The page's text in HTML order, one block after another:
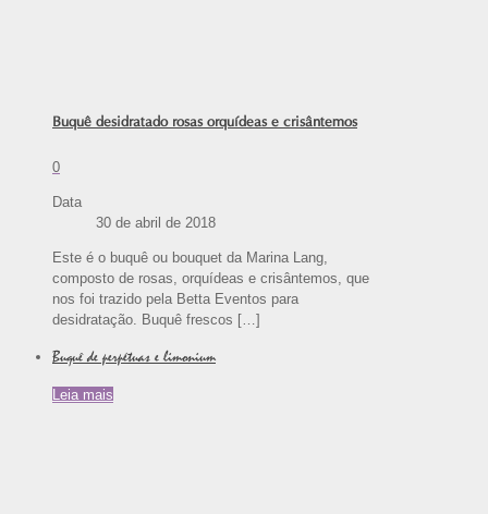
Buquê desidratado rosas orquídeas e crisântemos
0
Data
30 de abril de 2018
Este é o buquê ou bouquet da Marina Lang,
composto de rosas, orquídeas e crisântemos, que
nos foi trazido pela Betta Eventos para
desidratação. Buquê frescos […]
Buquê de perpétuas e limonium
Leia mais